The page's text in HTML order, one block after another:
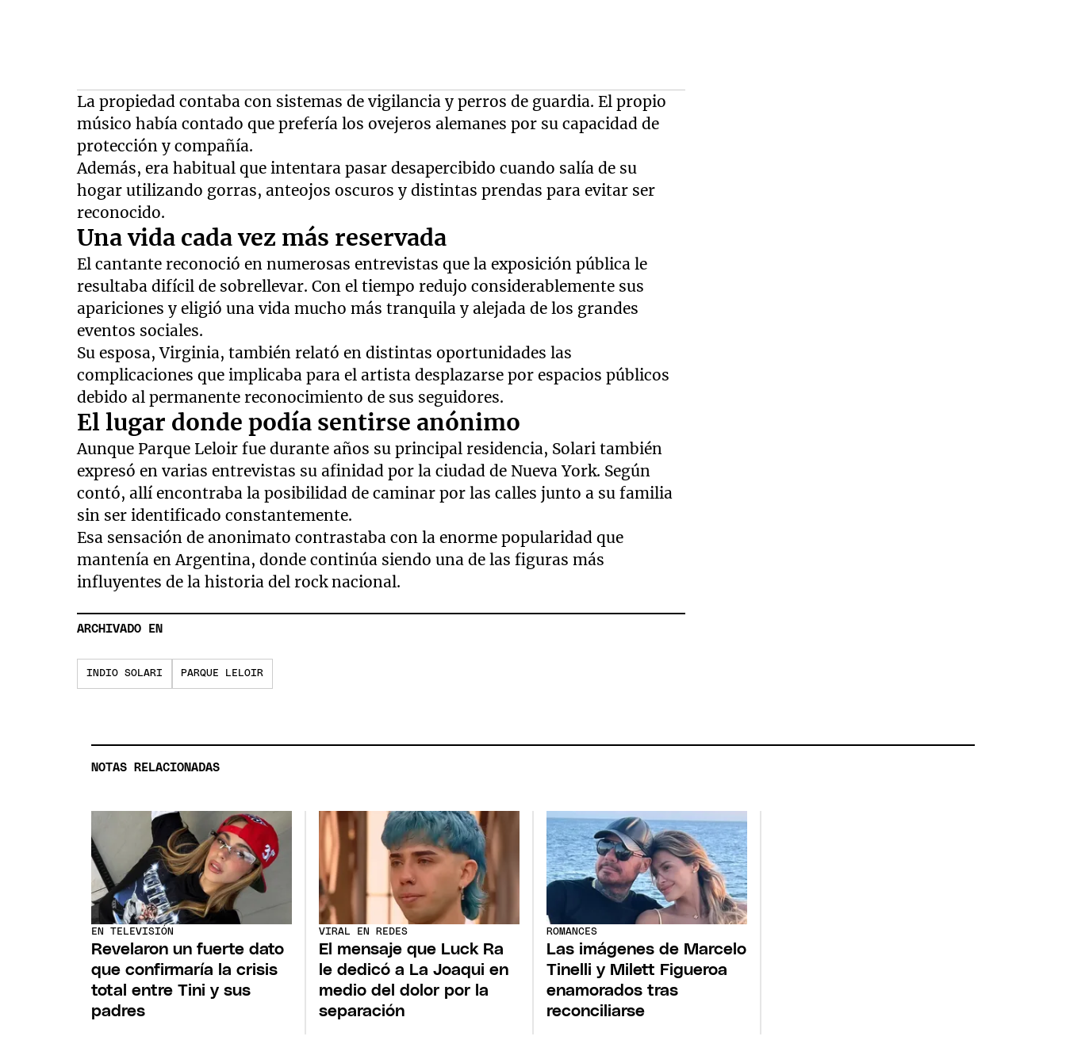
La propiedad contaba con sistemas de vigilancia y perros de guardia. El propio
músico había contado que prefería los ovejeros alemanes por su capacidad de
protección y compañía.
Además, era habitual que intentara pasar desapercibido cuando salía de su
hogar utilizando gorras, anteojos oscuros y distintas prendas para evitar ser
reconocido.
Una vida cada vez más reservada
El cantante reconoció en numerosas entrevistas que la exposición pública le
resultaba difícil de sobrellevar. Con el tiempo redujo considerablemente sus
apariciones y eligió una vida mucho más tranquila y alejada de los grandes
eventos sociales.
Su esposa, Virginia, también relató en distintas oportunidades las
complicaciones que implicaba para el artista desplazarse por espacios públicos
debido al permanente reconocimiento de sus seguidores.
El lugar donde podía sentirse anónimo
Aunque Parque Leloir fue durante años su principal residencia, Solari también
expresó en varias entrevistas su afinidad por la ciudad de Nueva York. Según
contó, allí encontraba la posibilidad de caminar por las calles junto a su familia
sin ser identificado constantemente.
Esa sensación de anonimato contrastaba con la enorme popularidad que
mantenía en Argentina, donde continúa siendo una de las figuras más
influyentes de la historia del rock nacional.
ARCHIVADO EN
INDIO SOLARI PARQUE LELOIR
NOTAS RELACIONADAS
EN TELEVISIÓN
Revelaron un fuerte dato
que confirmaría la crisis
total entre Tini y sus
padres
VIRAL EN REDES
El mensaje que Luck Ra
le dedicó a La Joaqui en
medio del dolor por la
separación
ROMANCES
Las imágenes de Marcelo
Tinelli y Milett Figueroa
enamorados tras
reconciliarse